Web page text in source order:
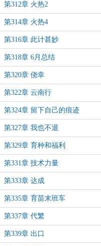
第312章 火热2
第314章 火热4
第316章 此计甚妙
第318章 6月总结
第320章 侥幸
第322章 云南行
第324章 留下自己的痕迹
第327章 我也不退
第329章 育种和福利
第331章 技术力量
第333章 达成
第335章 育苗末班车
第337章 代繁
第339章 出口